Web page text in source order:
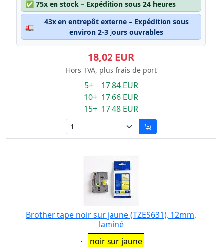
✅ 75x en stock – Expédition sous 24 heures
🚛
43x en entrepôt externe – Expédition sous
environ 2-3 jours ouvrables
18,02 EUR
Hors TVA, plus frais de port
5+ 17.84 EUR
10+ 17.66 EUR
15+ 17.48 EUR
Brother tape noir sur jaune (TZES631), 12mm,
laminé
Eigenschaft:
noir sur jaune